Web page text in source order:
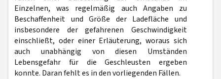
Einzelnen, was regelmäßig auch Angaben zu
Beschaffenheit und Größe der Ladefläche und
insbesondere der gefahrenen Geschwindigkeit
einschließt, oder einer Erläuterung, woraus sich
auch unabhängig von diesen Umständen
Lebensgefahr für die Geschleusten ergeben
konnte. Daran fehlt es in den vorliegenden Fällen.